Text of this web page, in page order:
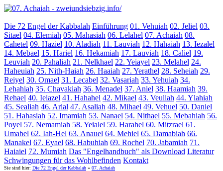
Die 72 Engel der Kabbalah Einführung 01. Vehuiah 02. Jeliel 03.
Sitael 04. Elemiah 05. Mahasiah 06. Lelahel 07. Achaiah 08.
Cahetel 09. Haziel 10. Aladiah 11. Lauviah 12. Hahaiah 13. Iezalel
14. Mebael 15. Hariel 16. Hekamiah 17. Lauviah 18. Caliel 19.
Leuviah 20. Pahaliah 21. Nelkhael 22. Yeiayel 23. Melahel 24.
Haheuiah 25. Nith-Haiah 26. Haaiah 27. Yerathel 28. Seheiah 29.
Reiyel 30. Omael 31. Lecabel 32. Vasariah 33. Yehuiah 34.
Lehahiah 35. Chavakiah 36. Menadel 37. Aniel 38. Haamiah 39.
Rehael 40. Ieiazel 41. Hahahel 42. Mikael 43. Veuliah 44. Ylahiah
45. Sealiah 46. Arial 47. Asaliah 48. Mihael 49. Vehuel 50. Daniel
51. Hahasiah 52. Imamiah 53. Nanael 54. Nithael 55. Mebahiah 56.
Poyel 57. Nemamiah 58. Yeialel 59. Harahel 60. Mitzrael 61.
Umabel 62. Iah-Hel 63. Anauel 64. Mehiel 65. Damabiah 66.
Manakel 67. Eyael 68. Habuhiah 69. Rochel 70. Jabamiah 71.
Haiaiel 72. Mumiah Das "Engelhandbuch" als Download Literatur
Schwingungen für das Wohlbefinden Kontakt
Sie sind hier: Die 72 Engel der Kabbalah » 07. Achaiah